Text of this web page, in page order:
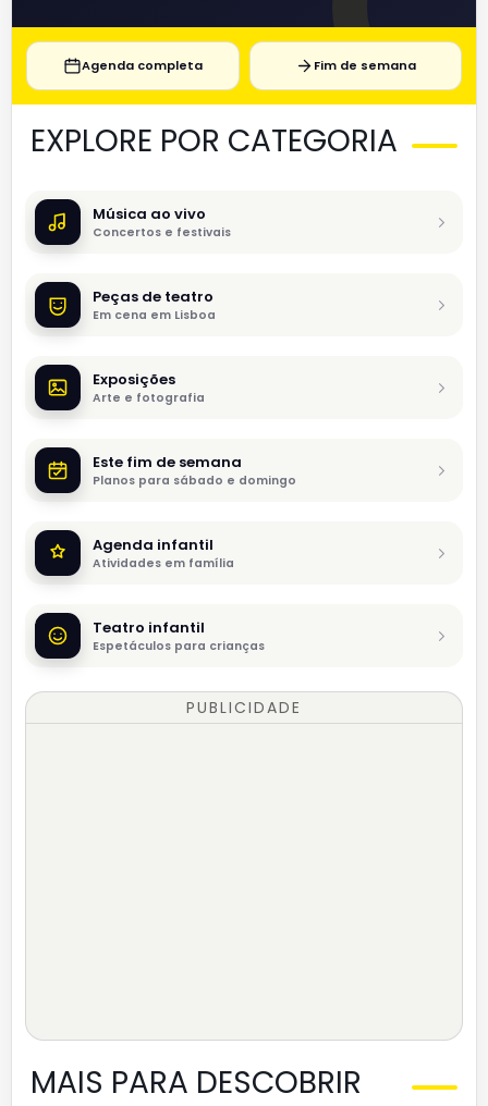
Agenda completa Fim de semana
EXPLORE POR CATEGORIA
Música ao vivo
Concertos e festivais
Peças de teatro
Em cena em Lisboa
Exposições
Arte e fotografia
Este fim de semana
Planos para sábado e domingo
Agenda infantil
Atividades em família
Teatro infantil
Espetáculos para crianças
PUBLICIDADE
MAIS PARA DESCOBRIR